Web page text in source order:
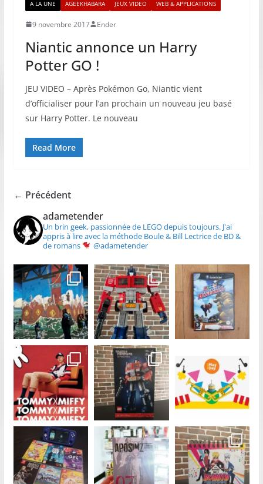
A LA UNE AGEEKHABARA JEUX VIDEO WEB & APPLICATIONS
9 novembre 2017 Ender
Niantic annonce un Harry
Potter GO !
JEU VIDEO – Après Pokémon Go, Niantic vient
d’officialiser pour l’an prochain un nouveau jeu basé
sur Harry Potter. Le nouveau
Read More
← Précédent
adametender
Un brin geek, passionnée de LEGO depuis toujours.J'ai
appris à lire avec la méthode Boule & Bill Lectrice de BD &
de romans
@adametender